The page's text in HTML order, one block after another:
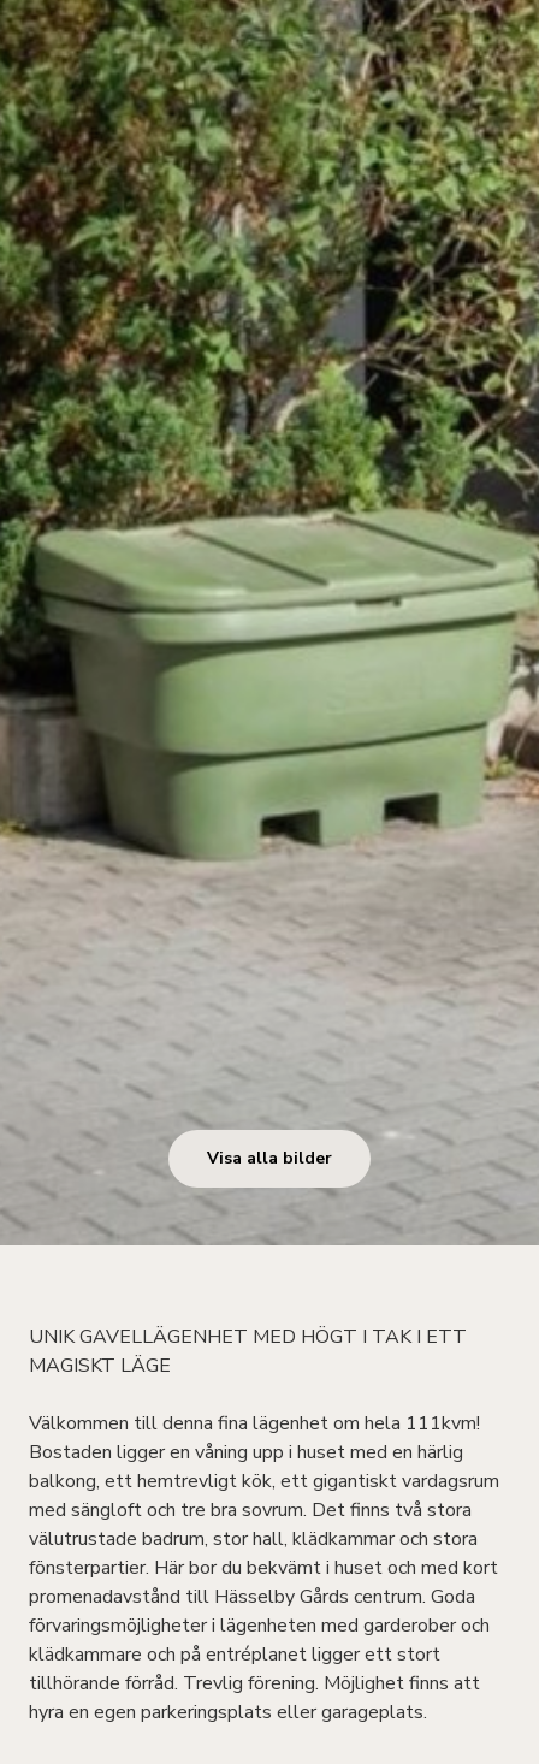
Visa alla bilder
UNIK GAVELLÄGENHET MED HÖGT I TAK I ETT
MAGISKT LÄGE
Välkommen till denna fina lägenhet om hela 111kvm!
Bostaden ligger en våning upp i huset med en härlig
balkong, ett hemtrevligt kök, ett gigantiskt vardagsrum
med sängloft och tre bra sovrum. Det finns två stora
välutrustade badrum, stor hall, klädkammar och stora
fönsterpartier. Här bor du bekvämt i huset och med kort
promenadavstånd till Hässelby Gårds centrum. Goda
förvaringsmöjligheter i lägenheten med garderober och
klädkammare och på entréplanet ligger ett stort
tillhörande förråd. Trevlig förening. Möjlighet finns att
hyra en egen parkeringsplats eller garageplats.